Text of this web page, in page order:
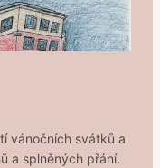
vánočních svátků a
a splněných přání.